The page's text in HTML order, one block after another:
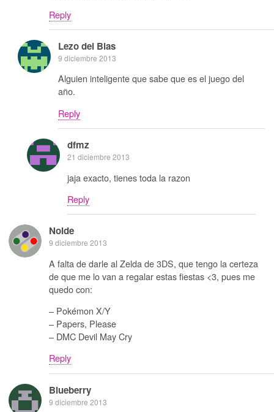
Reply
Lezo del Blas
9 diciembre 2013
Alguien inteligente que sabe que es el juego del
año.
Reply
dfmz
21 diciembre 2013
jaja exacto, tienes toda la razon
Reply
Noide
9 diciembre 2013
A falta de darle al Zelda de 3DS, que tengo la certeza
de que me lo van a regalar estas fiestas <3, pues me
quedo con:
– Pokémon X/Y
– Papers, Please
– DMC Devil May Cry
Reply
Blueberry
9 diciembre 2013